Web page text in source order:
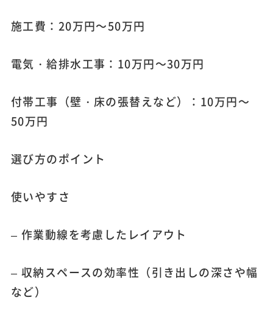
施工費：20万円～50万円
電気・給排水工事：10万円～30万円
付帯工事（壁・床の張替えなど）：10万円～
50万円
選び方のポイント
使いやすさ
– 作業動線を考慮したレイアウト
– 収納スペースの効率性（引き出しの深さや幅
など）